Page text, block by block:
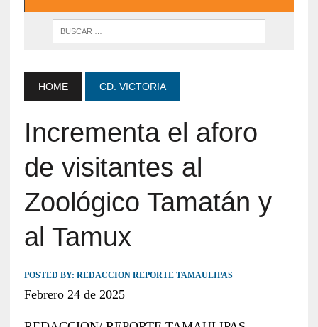
HOME CD. VICTORIA
Incrementa el aforo
de visitantes al
Zoológico Tamatán y
al Tamux
POSTED BY: REDACCION REPORTE TAMAULIPAS
Febrero 24 de 2025